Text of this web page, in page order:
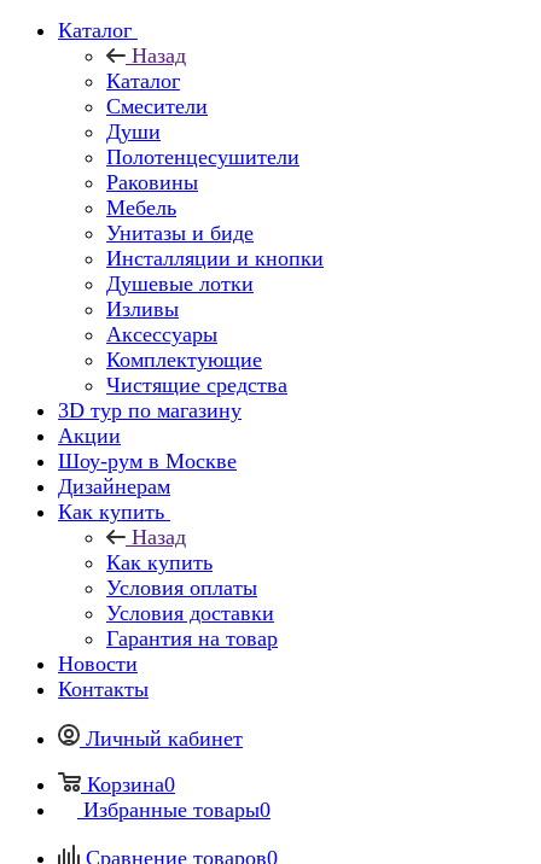
Каталог
Назад
Каталог
Смесители
Души
Полотенцесушители
Раковины
Мебель
Унитазы и биде
Инсталляции и кнопки
Душевые лотки
Изливы
Аксессуары
Комплектующие
Чистящие средства
3D тур по магазину
Акции
Шоу-рум в Москве
Дизайнерам
Как купить
Назад
Как купить
Условия оплаты
Условия доставки
Гарантия на товар
Новости
Контакты
Личный кабинет
Корзина0
Избранные товары0
Сравнение товаров0